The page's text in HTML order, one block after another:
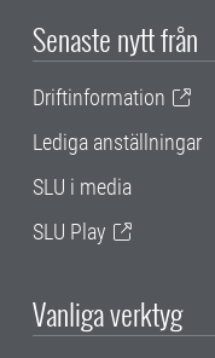
Senaste nytt från
Driftinformation
Lediga anställningar
SLU i media
SLU Play
Vanliga verktyg